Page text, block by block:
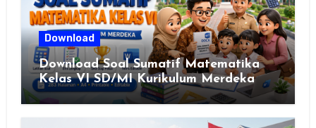
Download
Download Soal Sumatif Matematika
Kelas VI SD/MI Kurikulum Merdeka